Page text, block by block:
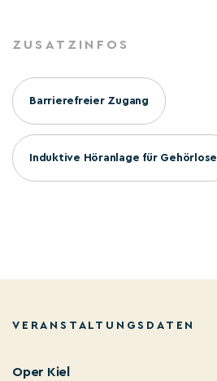
ZUSATZINFOS
Barrierefreier Zugang
Induktive Höranlage für Gehörlose
VERANSTALTUNGSDATEN
Oper Kiel